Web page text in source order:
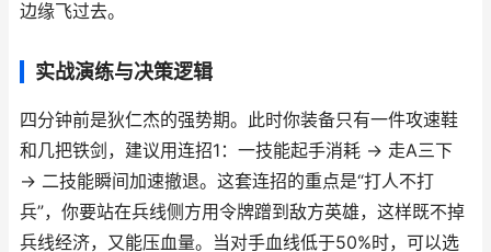
边缘飞过去。
实战演练与决策逻辑
四分钟前是狄仁杰的强势期。此时你装备只有一件攻速鞋
和几把铁剑，建议用连招1：一技能起手消耗 → 走A三下
→ 二技能瞬间加速撤退。这套连招的重点是“打人不打
兵”，你要站在兵线侧方用令牌蹭到敌方英雄，这样既不掉
兵线经济，又能压血量。当对手血线低于50%时，可以选